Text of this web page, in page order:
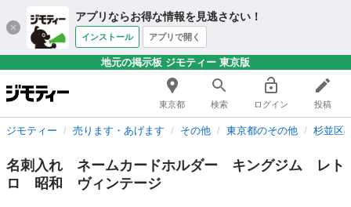
アプリならお得な情報を見逃さない！
インストール アプリで開く
地元の掲示板 ジモティー 東京版
東京都 検索 ログイン 投稿
ジモティー 売ります・あげます その他 東京都のその他 杉並区
名刺入れ ネームカードホルダー キングジム レト
ロ 昭和 ヴィンテージ